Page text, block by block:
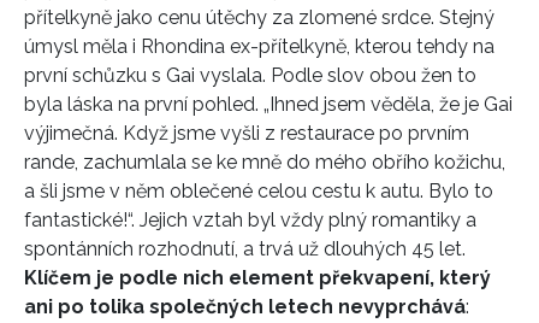
přítelkyně jako cenu útěchy za zlomené srdce. Stejný
úmysl měla i Rhondina ex-přítelkyně, kterou tehdy na
první schůzku s Gai vyslala. Podle slov obou žen to
byla láska na první pohled. „Ihned jsem věděla, že je Gai
výjimečná. Když jsme vyšli z restaurace po prvním
rande, zachumlala se ke mně do mého obřího kožichu,
a šli jsme v něm oblečené celou cestu k autu. Bylo to
fantastické!“. Jejich vztah byl vždy plný romantiky a
spontánních rozhodnutí, a trvá už dlouhých 45 let.
Klíčem je podle nich element překvapení, který
ani po tolika společných letech nevyprchává: